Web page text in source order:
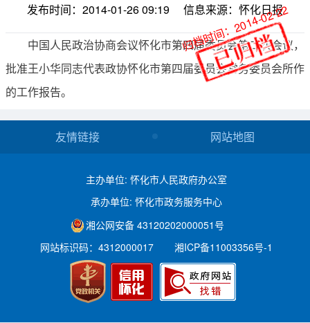
发布时间：2014-01-26 09:19 信息来源：怀化日报
中国人民政治协商会议怀化市第四届委员会第二次会议，
批准王小华同志代表政协怀化市第四届委员会常务委员会所作
的工作报告。
友情链接 网站地图
主办单位: 怀化市人民政府办公室
承办单位: 怀化市政务服务中心
湘公网安备 43120202000051号
网站标识码：4312000017
湘ICP备11003356号-1
归档时间：2014-02-22